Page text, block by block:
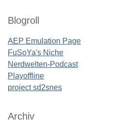
Blogroll
AEP Emulation Page
FuSoYa's Niche
Nerdwelten-Podcast
Playoffline
project sd2snes
Archiv